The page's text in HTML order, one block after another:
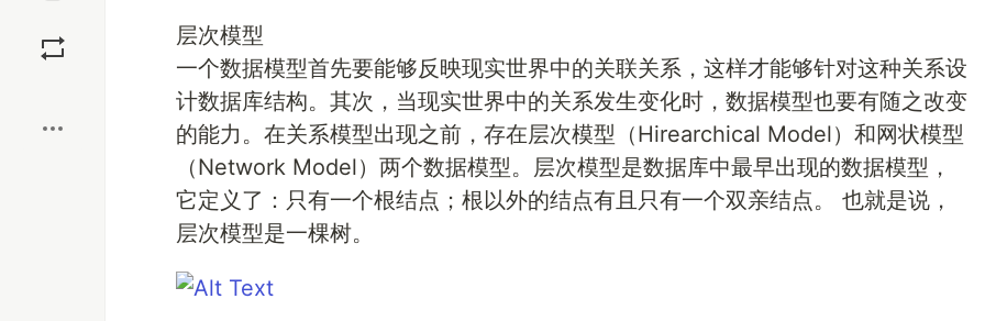
层次模型
一个数据模型首先要能够反映现实世界中的关联关系，这样才能够针对这种关系设
计数据库结构。其次，当现实世界中的关系发生变化时，数据模型也要有随之改变
的能力。在关系模型出现之前，存在层次模型（Hirearchical Model）和网状模型
（Network Model）两个数据模型。层次模型是数据库中最早出现的数据模型，
它定义了：只有一个根结点；根以外的结点有且只有一个双亲结点。 也就是说，
层次模型是一棵树。